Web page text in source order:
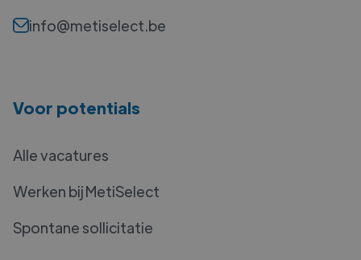
info@metiselect.be
Voor potentials
Alle vacatures
Werken bij MetiSelect
Spontane sollicitatie